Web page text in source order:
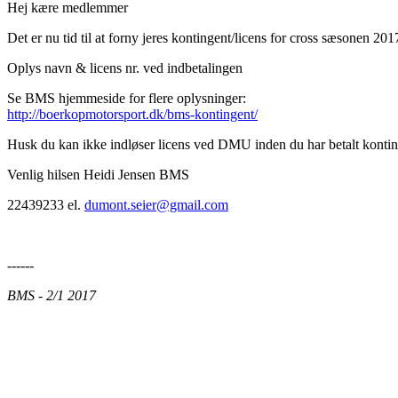
Hej kære medlemmer
Det er nu tid til at forny jeres kontingent/licens for cross sæsonen
Oplys navn & licens nr. ved indbetalingen
Se BMS hjemmeside for flere oplysninger:
http://boerkopmotorsport.dk/bms-kontingent/
Husk du kan ikke indløser licens ved DMU inden du har betalt
Venlig hilsen Heidi Jensen BMS
22439233 el. dumont.seier@gmail.com
------
BMS - 2/1 2017